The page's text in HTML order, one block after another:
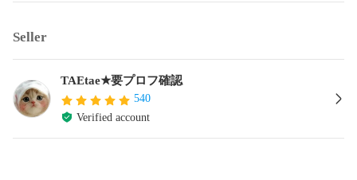
Seller
TAEtae★要プロフ確認
540
Verified account